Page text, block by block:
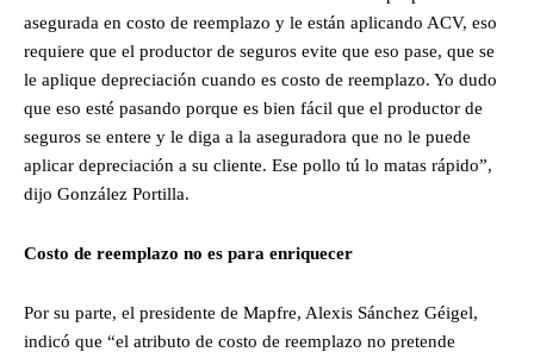
asegurada en costo de reemplazo y le están aplicando ACV, eso
requiere que el productor de seguros evite que eso pase, que se
le aplique depreciación cuando es costo de reemplazo. Yo dudo
que eso esté pasando porque es bien fácil que el productor de
seguros se entere y le diga a la aseguradora que no le puede
aplicar depreciación a su cliente. Ese pollo tú lo matas rápido”,
dijo González Portilla.
Costo de reemplazo no es para enriquecer
Por su parte, el presidente de Mapfre, Alexis Sánchez Géigel,
indicó que “el atributo de costo de reemplazo no pretende